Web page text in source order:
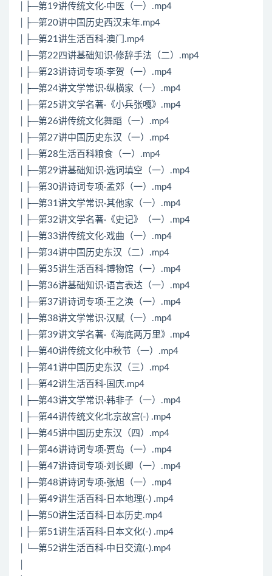
│├─第19讲传统文化·中医（一）.mp4
│├─第20讲中国历史西汉末年.mp4
│├─第21讲生活百科·澳门.mp4
│├─第22四讲基础知识·修辞手法（二）.mp4
│├─第23讲诗词专项·李贺（一）.mp4
│├─第24讲文学常识·纵横家（一）.mp4
│├─第25讲文学名著·《小兵张嘎》.mp4
│├─第26讲传统文化舞蹈（一）.mp4
│├─第27讲中国历史东汉（一）.mp4
│├─第28生活百科粮食（一）.mp4
│├─第29讲基础知识·选词填空（一）.mp4
│├─第30讲诗词专项·孟郊（一）.mp4
│├─第31讲文学常识·其他家（一）.mp4
│├─第32讲文学名著·《史记》（一）.mp4
│├─第33讲传统文化·戏曲（一）.mp4
│├─第34讲中国历史东汉（二）.mp4
│├─第35讲生活百科·博物馆（一）.mp4
│├─第36讲基础知识·语言表达（一）.mp4
│├─第37讲诗词专项·王之涣（一）.mp4
│├─第38讲文学常识·汉赋（一）.mp4
│├─第39讲文学名著·《海底两万里》.mp4
│├─第40讲传统文化中秋节（一）.mp4
│├─第41讲中国历史东汉（三）.mp4
│├─第42讲生活百科·国庆.mp4
│├─第43讲文学常识·韩非子（一）.mp4
│├─第44讲传统文化北京故宫(-) .mp4
│├─第45讲中国历史东汉（四）.mp4
│├─第46讲诗词专项·贾岛（一）.mp4
│├─第47讲诗词专项·刘长卿（一）.mp4
│├─第48讲诗词专项·张旭（一）.mp4
│├─第49讲生活百科·日本地理(-) .mp4
│├─第50讲生活百科·日本历史.mp4
│├─第51讲生活百科·日本文化(-) .mp4
│└─第52讲生活百科·中日交流(-).mp4